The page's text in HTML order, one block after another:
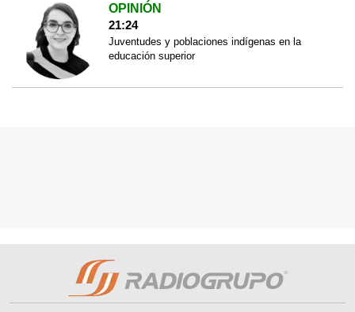
OPINIÓN
21:24
Juventudes y poblaciones indígenas en la
educación superior